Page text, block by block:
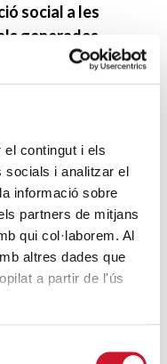
el contingut i els
socials i analitzar el
informació sobre
partners de mitjans
qui col·laborem. Al
altres dades que
a partir de l'ús
social a les
generades
corona
en el portal de